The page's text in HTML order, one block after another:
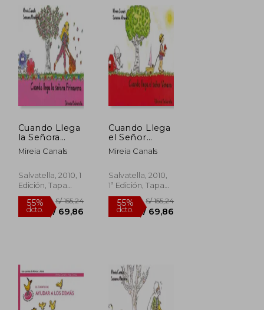
55%
dcto. S/ 66,39
55%
dcto. S/ 69,05
Cuando Llega
la Señora
Primavera
Mireia Canals
Salvatella, 2010, 1
Edición, Tapa
Blanda, Nuevo
Cuando Llega
el Señor
Verano
Mireia Canals
Salvatella, 2010,
1ª Edición, Tapa
Blanda, Nuevo